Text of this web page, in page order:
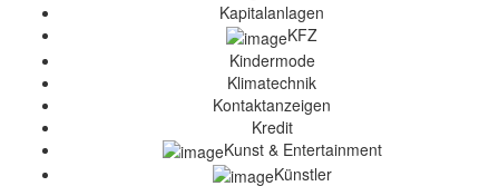
Kapitalanlagen
KFZ
Kindermode
Klimatechnik
Kontaktanzeigen
Kredit
Kunst & Entertainment
Künstler